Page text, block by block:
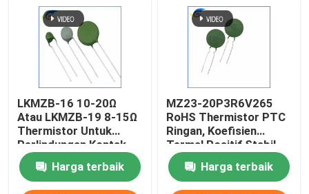
LKMZB-16 10-20Ω
Atau LKMZB-19 8-15Ω
Thermistor Untuk
Perlindungan Kontak
Relay Tipe PTC
Thermistor Multi-
Purpose Heat-Resista
Harga terbaik
MZ23-20P3R6V265
RoHS Thermistor PTC
Ringan, Koefisien
Termal Positif Stabil
Thermistor Untuk
Perlindungan
Overcurrent
Harga terbaik